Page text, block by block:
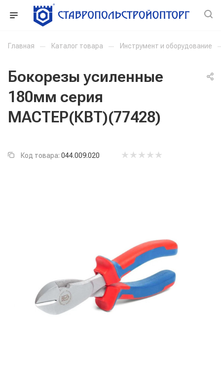
Главная — Каталог товара — Инструмент и оборудование
Бокорезы усиленные
180мм серия
МАСТЕР(КВТ)(77428)
Код товара: 044.009.020